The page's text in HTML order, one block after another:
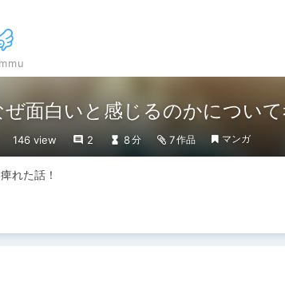
面白いと感じるのかについ
146 view 2 8分 7作品 マンガ
れた話！